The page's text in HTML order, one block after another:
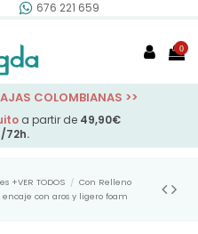
676 221 659
0
COLOMBIANAS >>
a partir de 49,90€
72h.
+VER TODOS
Con Relleno
con aros y ligero foam